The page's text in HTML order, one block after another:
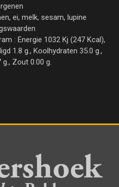
ei, melk, sesam, lupine
: Energie 1032 Kj (247 Kcal),
1.8 g., Koolhydraten 35.0 g.,
g., Zout 0.00 g.